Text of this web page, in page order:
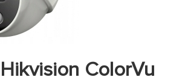
ColorVu